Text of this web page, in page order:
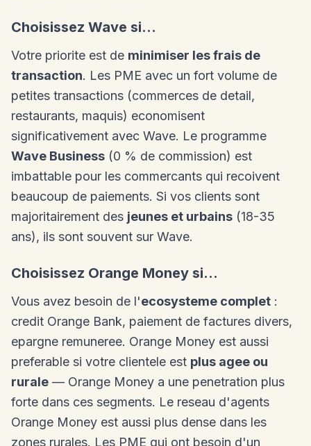
Choisissez Wave si...
Votre priorite est de minimiser les frais de
transaction. Les PME avec un fort volume de
petites transactions (commerces de detail,
restaurants, maquis) economisent
significativement avec Wave. Le programme
Wave Business (0 % de commission) est
imbattable pour les commercants qui recoivent
beaucoup de paiements. Si vos clients sont
majoritairement des jeunes et urbains (18-35
ans), ils sont souvent sur Wave.
Choisissez Orange Money si...
Vous avez besoin de l'ecosysteme complet :
credit Orange Bank, paiement de factures divers,
epargne remuneree. Orange Money est aussi
preferable si votre clientele est plus agee ou
rurale — Orange Money a une penetration plus
forte dans ces segments. Le reseau d'agents
Orange Money est aussi plus dense dans les
zones rurales. Les PME qui ont besoin d'un